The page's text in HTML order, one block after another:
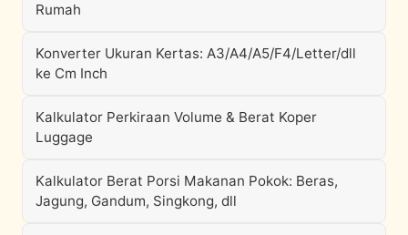
Rumah
Konverter Ukuran Kertas: A3/A4/A5/F4/Letter/dll
ke Cm Inch
Kalkulator Perkiraan Volume & Berat Koper
Luggage
Kalkulator Berat Porsi Makanan Pokok: Beras,
Jagung, Gandum, Singkong, dll